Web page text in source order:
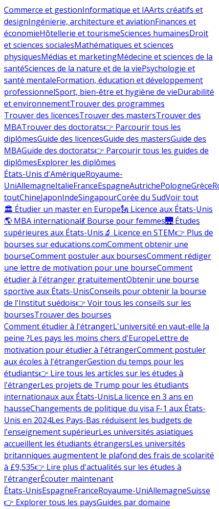
Commerce et gestionInformatique et IAArts créatifs et
designIngénierie, architecture et aviationFinances et
économieHôtellerie et tourismeSciences humainesDroit
et sciences socialesMathématiques et sciences
physiquesMédias et marketingMédecine et sciences de la
santéSciences de la nature et de la viePsychologie et
santé mentaleFormation, éducation et développement
professionnelSport, bien-être et hygiène de vieDurabilité
et environnementTrouver des programmes
Trouver des licencesTrouver des mastersTrouver des
MBATrouver des doctorats👉 Parcourir tous les
diplômesGuide des licencesGuide des mastersGuide des
MBAGuide des doctorats👉 Parcourir tous les guides de
diplômesExplorer les diplômes
États-Unis d'AmériqueRoyaume-
UniAllemagneItalieFranceEspagneAutrichePologneGrèce
toutChineJaponIndeSingapourCorée du SudVoir tout
🏛 Étudier un master en Europe🗽 Licence aux États-Unis
🌎 MBA international💃 Bourse pour femmes🌉 Études
supérieures aux États-Unis🔬 Licence en STEM👉 Plus de
bourses sur educations.comComment obtenir une
bourseComment postuler aux boursesComment rédiger
une lettre de motivation pour une bourseComment
étudier à l'étranger gratuitementObtenir une bourse
sportive aux États-UnisConseils pour obtenir la bourse
de l'Institut suédois👉 Voir tous les conseils sur les
boursesTrouver des bourses
Comment étudier à l'étrangerL'université en vaut-elle la
peine ?Les pays les moins chers d'EuropeLettre de
motivation pour étudier à l'étrangerComment postuler
aux écoles à l'étrangerGestion du temps pour les
étudiants👉 Lire tous les articles sur les études à
l'étrangerLes projets de Trump pour les étudiants
internationaux aux États-UnisLa licence en 3 ans en
hausseChangements de politique du visa F-1 aux États-
Unis en 2024Les Pays-Bas réduisent les budgets de
l'enseignement supérieurLes universités asiatiques
accueillent les étudiants étrangersLes universités
britanniques augmentent le plafond des frais de scolarité
à £9,535👉 Lire plus d'actualités sur les études à
l'étrangerÉcouter maintenant
États-UnisEspagneFranceRoyaume-UniAllemagneSuisse
👉 Explorer tous les paysGuides par domaine